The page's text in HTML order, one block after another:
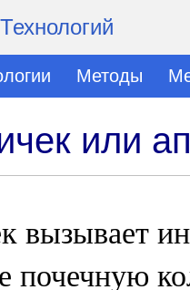
Методы
или
вызывает